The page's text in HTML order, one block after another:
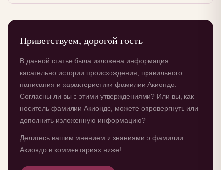
Приветствуем, дорогой гость
В данной статье была изложена информация
касательно истории происхождения, правильного
написания и характеристики фамилии Акиондо.
Согласны ли вы с этими утверждениями? Или вы, как
носитель фамилии Акиондо, можете опровергнуть или
дополнить изложенную информацию?
Делитесь вашим мнением и знаниями о фамилии
Акиондо в комментариях ниже!